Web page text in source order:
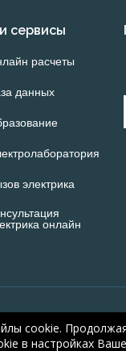
сервисы
расчеты
данных
электрика
онлайн
electric.ru, 2008-
cookie.
в настройках